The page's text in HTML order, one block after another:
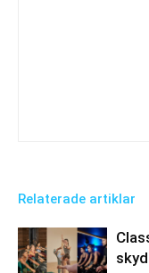
Relaterade artiklar